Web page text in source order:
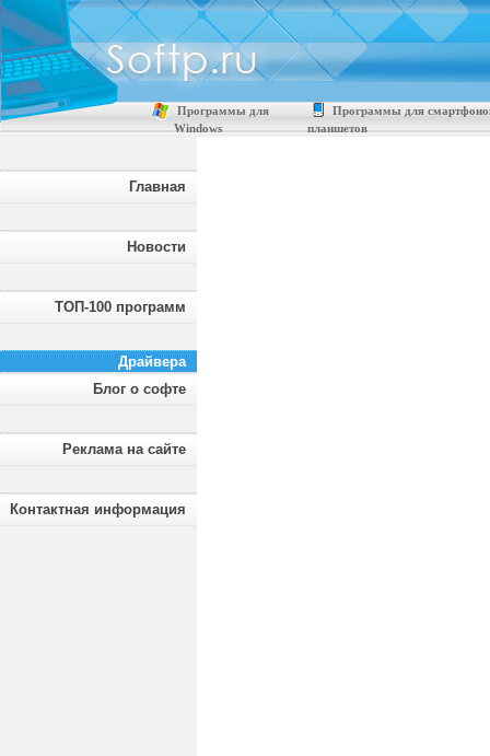
Программы для
Windows
Программы для
планшетов
Главная
Новости
ТОП-100 программ
Драйвера
Блог о софте
Реклама на сайте
Контактная информация